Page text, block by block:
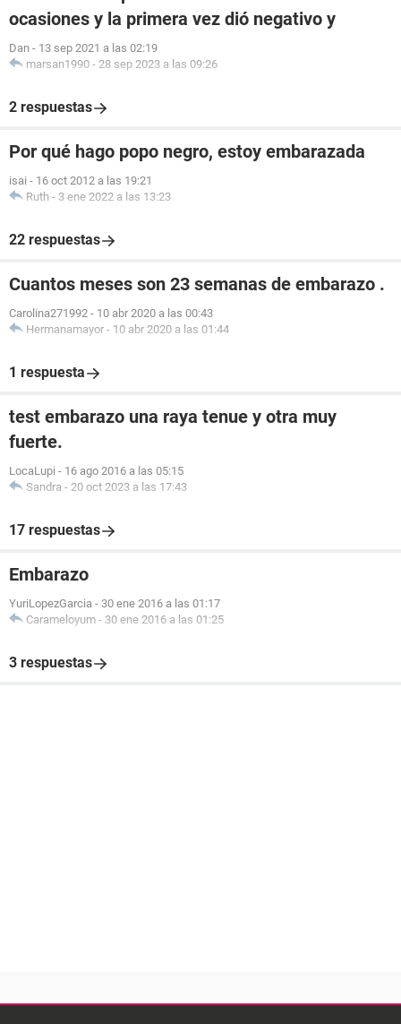
ocasiones y la primera vez dió negativo y
Dan - 13 sep 2021 a las 02:19
marsan1990 - 28 sep 2023 a las 09:26
2 respuestas
Por qué hago popo negro, estoy embarazada
isai - 16 oct 2012 a las 19:21
Ruth - 3 ene 2022 a las 13:23
22 respuestas
Cuantos meses son 23 semanas de embarazo .
Carolina271992 - 10 abr 2020 a las 00:43
Hermanamayor - 10 abr 2020 a las 01:44
1 respuesta
test embarazo una raya tenue y otra muy
fuerte.
LocaLupi - 16 ago 2016 a las 05:15
Sandra - 20 oct 2023 a las 17:43
17 respuestas
Embarazo
YuriLopezGarcia - 30 ene 2016 a las 01:17
Carameloyum - 30 ene 2016 a las 01:25
3 respuestas